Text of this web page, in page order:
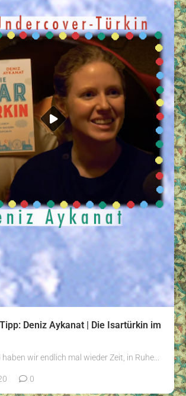
Deniz Aykanat | Die Isartürkin im
wir endlich mal wieder Zeit, in Ruhe...
0